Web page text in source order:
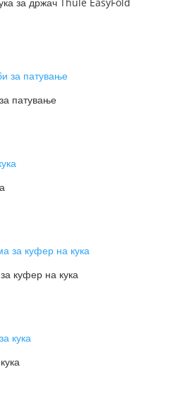
патување
куфер на кука